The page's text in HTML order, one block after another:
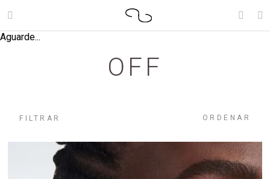
Aguarde...
OFF
FILTRAR ORDENAR